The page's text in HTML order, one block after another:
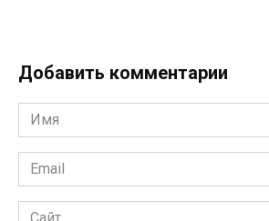
Добавить комментарии
Имя
*
Email
*
Сайт